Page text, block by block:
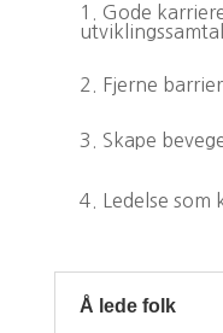
1. Gode
2. Fjerne
3. Skape
4. Ledelse som
Å lede folk